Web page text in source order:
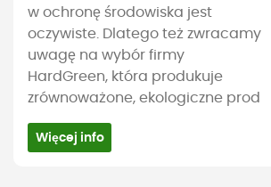
w ochronę środowiska jest
oczywiste. Dlatego też zwracamy
uwagę na wybór firmy
HardGreen, która produkuje
zrównoważone, ekologiczne prod
Więcej info